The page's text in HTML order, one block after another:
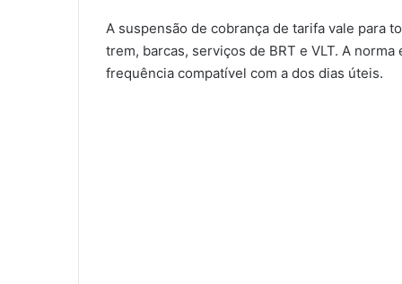
A suspensão de cobrança de tarifa vale para
trem, barcas, serviços de BRT e VLT. A
frequência compatível com a dos dias úteis.